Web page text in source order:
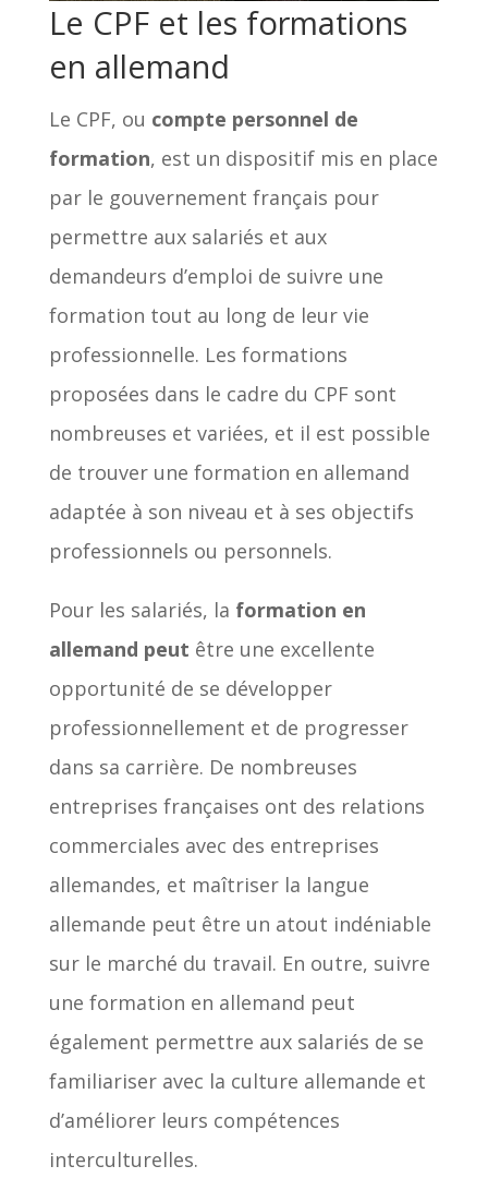
Le CPF et les formations
en allemand
Le CPF, ou compte personnel de
formation, est un dispositif mis en place
par le gouvernement français pour
permettre aux salariés et aux
demandeurs d’emploi de suivre une
formation tout au long de leur vie
professionnelle. Les formations
proposées dans le cadre du CPF sont
nombreuses et variées, et il est possible
de trouver une formation en allemand
adaptée à son niveau et à ses objectifs
professionnels ou personnels.
Pour les salariés, la formation en
allemand peut être une excellente
opportunité de se développer
professionnellement et de progresser
dans sa carrière. De nombreuses
entreprises françaises ont des relations
commerciales avec des entreprises
allemandes, et maîtriser la langue
allemande peut être un atout indéniable
sur le marché du travail. En outre, suivre
une formation en allemand peut
également permettre aux salariés de se
familiariser avec la culture allemande et
d’améliorer leurs compétences
interculturelles.